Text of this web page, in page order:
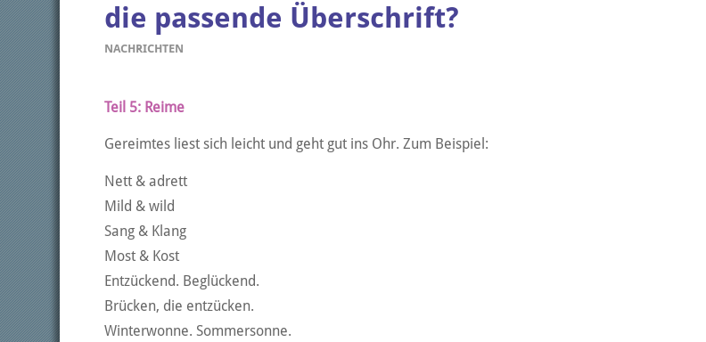
die passende Überschrift?
NACHRICHTEN
Teil 5: Reime
Gereimtes liest sich leicht und geht gut ins Ohr. Zum Beispiel:
Nett & adrett
Mild & wild
Sang & Klang
Most & Kost
Entzückend. Beglückend.
Brücken, die entzücken.
Winterwonne. Sommersonne.